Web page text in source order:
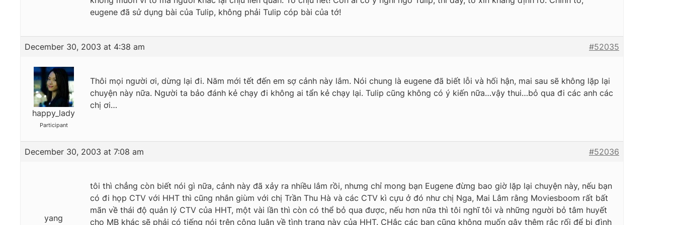
eugene đã sử dụng bài của Tulip, không phải Tulip cóp bài của tớ!
December 30, 2003 at 4:38 am #52035
happy_lady
Participant
Thôi mọi người ơi, dừng lại đi. Năm mới tết đến em sợ cảnh này lắm. Nói chung là eugene đã biết lỗi và hối hận, mai sau sẽ không lặp lại
chuyện này nữa. Người ta bảo đánh kẻ chạy đi không ai tẩn kẻ chạy lại. Tulip cũng không có ý kiến nữa…vậy thui…bỏ qua đi các anh các
chị ơi…
December 30, 2003 at 7:08 am #52036
yang
tôi thì chẳng còn biết nói gì nữa, cảnh này đã xảy ra nhiều lắm rồi, nhưng chỉ mong bạn Eugene đừng bao giờ lặp lại chuyện này, nếu bạn
có đi họp CTV với HHT thì cũng nhắn giùm với chị Trần Thu Hà và các CTV kì cựu ở đó như chị Nga, Mai Lâm rằng Moviesboom rất bất
mãn về thái độ quản lý CTV của HHT, một vài lần thì còn có thể bỏ qua được, nếu hơn nữa thì tôi nghĩ tôi và những người bỏ tâm huyết
cho MB khác sẽ phải có tiếng nói trên công luận về tình trạng này của HHT. CHắc các bạn cũng không muốn gây thêm rắc rối để bị đình